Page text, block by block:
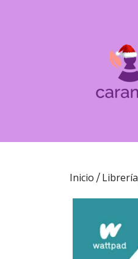
Inicio / Librería